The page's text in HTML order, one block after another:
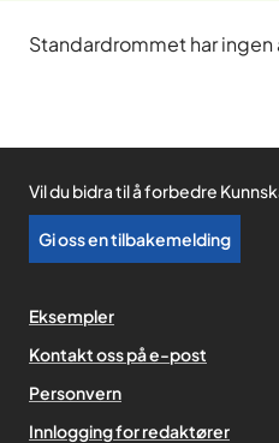
Standardrommet har ingen
Vil du bidra til å forbedre
Gi oss en tilbakemelding
Eksempler
Kontakt oss på e-post
Personvern
Innlogging for redaktører